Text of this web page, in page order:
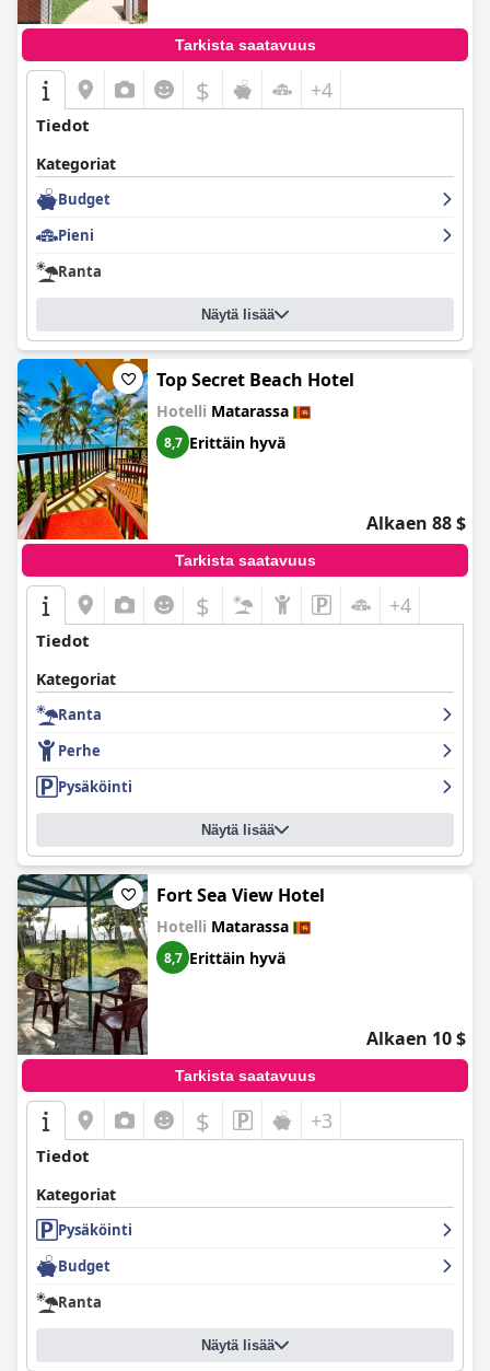
Tarkista saatavuus
$ +4
Tiedot
Kategoriat
Budget
Pieni
Ranta
Näytä lisää
Top Secret Beach Hotel
Hotelli Matarassa
8,7 Erittäin hyvä
Alkaen 88 $
Tarkista saatavuus
$ +4
Tiedot
Kategoriat
Ranta
Perhe
Pysäköinti
Näytä lisää
Fort Sea View Hotel
Hotelli Matarassa
8,7 Erittäin hyvä
Alkaen 10 $
Tarkista saatavuus
$ +3
Tiedot
Kategoriat
Pysäköinti
Budget
Ranta
Näytä lisää